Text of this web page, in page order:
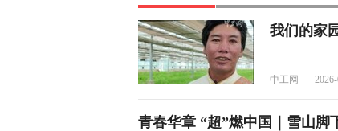
我们的家
中工网
青春华章 “超”燃中国｜雪山脚